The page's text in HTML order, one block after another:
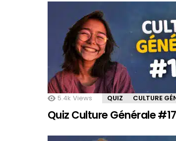
5.4k Views QUIZ CULTURE
Quiz Culture Générale